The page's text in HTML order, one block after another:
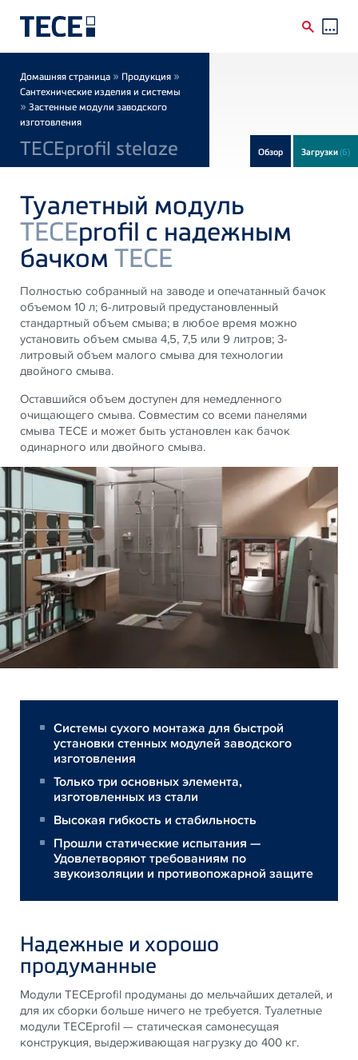
Breadcrumb
Домашняя страница » Продукция »
Сантехнические изделия и системы
» Застенные модули заводского
изготовления
TECEprofil stelaze Обзор Загрузки(6)
Туалетный модуль
TECEprofil с надежным
бачком TECE
Полностью собранный на заводе и опечатанный бачок
объемом 10 л; 6-литровый предустановленный
стандартный объем смыва; в любое время можно
установить объем смыва 4,5, 7,5 или 9 литров; 3-
литровый объем малого смыва для технологии
двойного смыва.
Оставшийся объем доступен для немедленного
очищающего смыва. Совместим со всеми панелями
смыва TECE и может быть установлен как бачок
одинарного или двойного смыва.
Системы сухого монтажа для быстрой
установки стенных модулей заводского
изготовления
Только три основных элемента,
изготовленных из стали
Высокая гибкость и стабильность
Прошли статические испытания —
Удовлетворяют требованиям по
звукоизоляции и противопожарной защите
Надежные и хорошо
продуманные
Модули TECEprofil продуманы до мельчайших деталей, и
для их сборки больше ничего не требуется. Туалетные
модули TECEprofil — статическая самонесущая
конструкция, выдерживающая нагрузку до 400 кг.